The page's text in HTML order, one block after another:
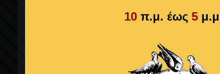
10 π.μ. έως5